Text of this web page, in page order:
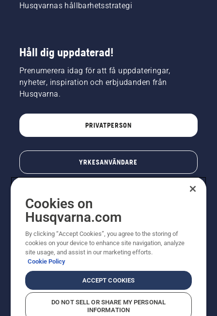
Husqvarnas hållbarhetsstrategi
Håll dig uppdaterad!
Prenumerera idag för att få uppdateringar,
nyheter, inspiration och erbjudanden från
Husqvarna.
PRIVATPERSON
YRKESANVÄNDARE
© Husqvarna AB (publ). All rights reserved. Priserna
som visas är rekommenderade cirkapriser. Alla angivna
priser är rekommenderade försäljningspriser (inkl.
moms) om inte produkten är tillgänglig för direkt köp.
CookiepolicyAnvändningsvillkor Sekretessmeddelande
Rapportera misstänkta överträdelser
Cookies on
Husqvarna.com
By clicking “Accept Cookies”, you agree to the storing of
cookies on your device to enhance site navigation, analyze
site usage, and assist in our marketing efforts.
Cookie Policy
ACCEPT COOKIES
DO NOT SELL OR SHARE MY PERSONAL
INFORMATION